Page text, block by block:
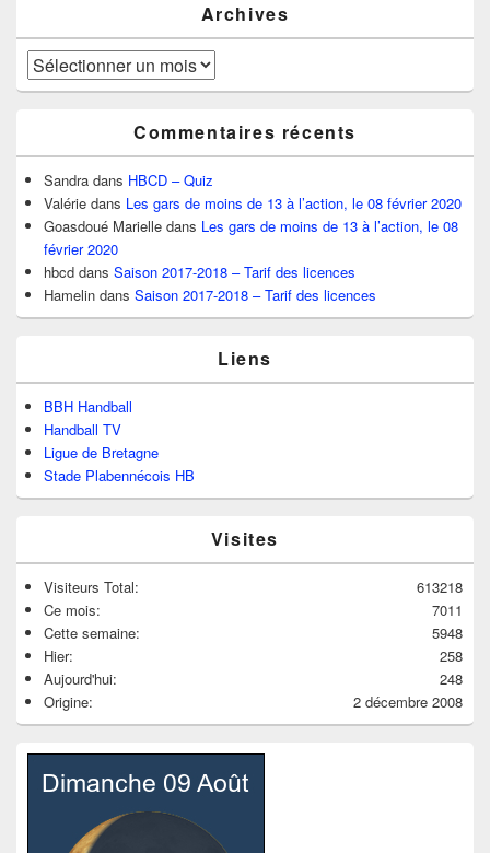
Archives
Archives
Commentaires récents
Sandra dans HBCD – Quiz
Valérie dans Les gars de moins de 13 à l’action, le 08 février 2020
Goasdoué Marielle dans Les gars de moins de 13 à l’action, le 08
février 2020
hbcd dans Saison 2017-2018 – Tarif des licences
Hamelin dans Saison 2017-2018 – Tarif des licences
Liens
BBH Handball
Handball TV
Ligue de Bretagne
Stade Plabennécois HB
Visites
613218
Visiteurs Total:
7011
Ce mois:
5948
Cette semaine:
258
Hier:
248
Aujourd'hui:
2 décembre 2008
Origine: